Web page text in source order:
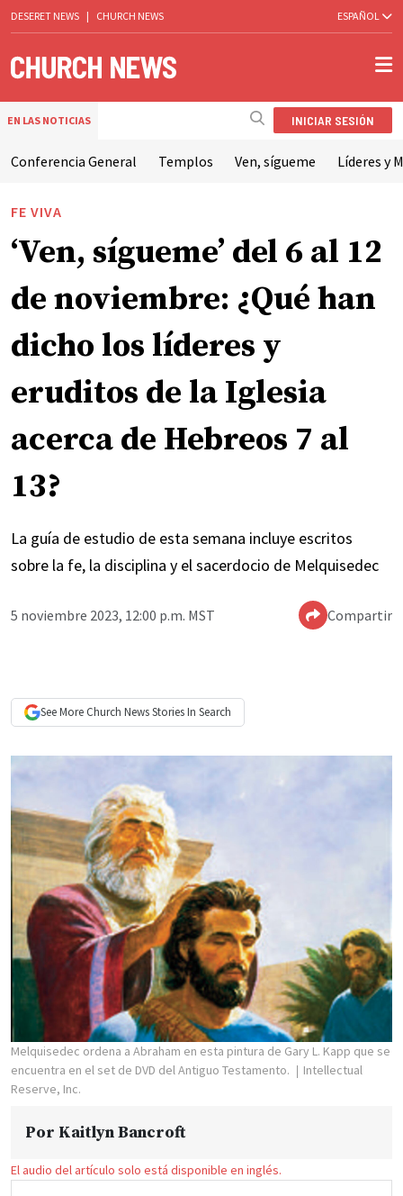
DESERET NEWS | CHURCH NEWS ESPAÑOL
EN LAS NOTICIAS INICIAR SESIÓN
Conferencia General Templos Ven, sígueme Líderes y
FE VIVA
‘Ven, sígueme’ del 6 al 12
de noviembre: ¿Qué han
dicho los líderes y
eruditos de la Iglesia
acerca de Hebreos 7 al
13?
La guía de estudio de esta semana incluye escritos
sobre la fe, la disciplina y el sacerdocio de Melquisedec
5 noviembre 2023, 12:00 p.m. MST Compartir
See More Church NewsStories In Search
Melquisedec ordena a Abraham en esta pintura de Gary L. Kapp que se
encuentra en el set de DVD del Antiguo Testamento.
Intellectual
Reserve, Inc.
Por Kaitlyn Bancroft
El audio del artículo solo está disponible en inglés.